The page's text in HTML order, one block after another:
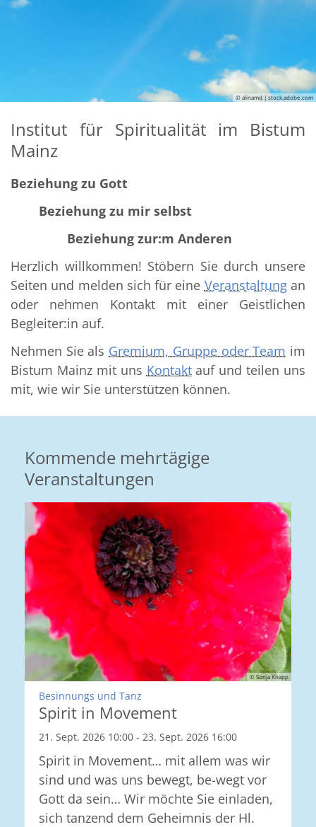
© alinamd | stock.adobe.com
Institut für Spiritualität im Bistum
Mainz
Beziehung zu Gott
Beziehung zu mir selbst
Beziehung zur:m Anderen
Herzlich willkommen! Stöbern Sie durch unsere
Seiten und melden sich für eine Veranstaltungan
oder nehmen Kontakt mit einer Geistlichen
Begleiter:in auf.
Nehmen Sie als Gremium, Gruppe oder Team im
Bistum Mainz mit uns Kontaktauf und teilen uns
mit, wie wir Sie unterstützen können.
Kommende mehrtägige
Veranstaltungen
© Sonja Knapp
Besinnungs und Tanz
Spirit in Movement
21. Sept. 2026 10:00 - 23. Sept. 2026 16:00
Spirit in Movement… mit allem was wir
sind und was uns bewegt, be-wegt vor
Gott da sein… Wir möchte Sie einladen,
sich tanzend dem Geheimnis der Hl.